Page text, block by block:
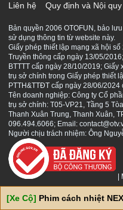
Liên hệ
Quy định và Nội quy
Bản quyền 2006 OTOFUN, bảo
sử dụng thông tin từ website này.
Giấy phép thiết lập mạng xã hội
Truyền thông cấp ngày 13/05/
BTTTT cấp ngày 28/10/2019;
trụ sở chính trong Giấy phép thiết
PTTH&TTĐT cấp ngày 28/06/
Tên doanh nghiệp: Công ty Cổ
trụ sở chính: T05-VP21, Tầng 5
Thanh Xuân Trung, Thanh Xuân,
096.494.6066; Email:
Người chịu trách nhiệm: Ông
[Xe Cộ] Phim cách nhiệt